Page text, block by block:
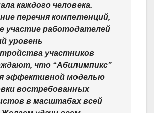
каждого человека.
перечня компетенций,
участие работодателей
уровень
участников
что “Абилимпикс”
эффективной моделью
востребованных
в масштабах всей